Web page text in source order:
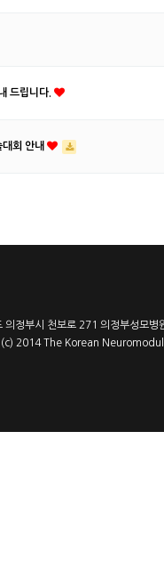
드립니다.
회 안내
의정부시 천보로 271 의정부성
2014 The Korean